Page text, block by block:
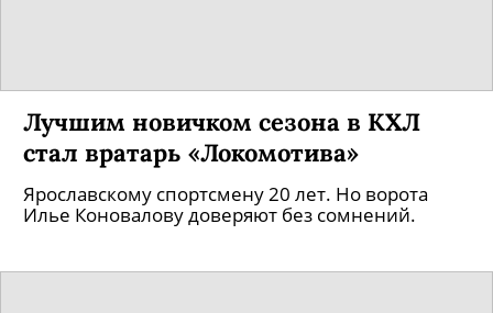
Лучшим новичком сезона в КХЛ
стал вратарь «Локомотива»
Ярославскому спортсмену 20 лет. Но ворота
Илье Коновалову доверяют без сомнений.